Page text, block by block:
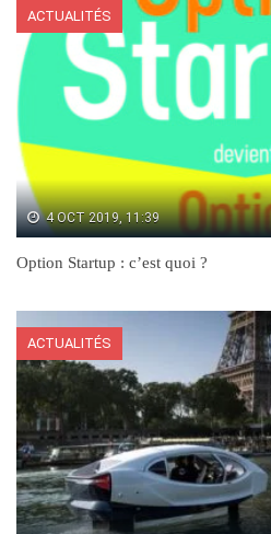
ACTUALITÉS
4 OCT 2019, 11:39
Option Startup : c’est quoi ?
ACTUALITÉS